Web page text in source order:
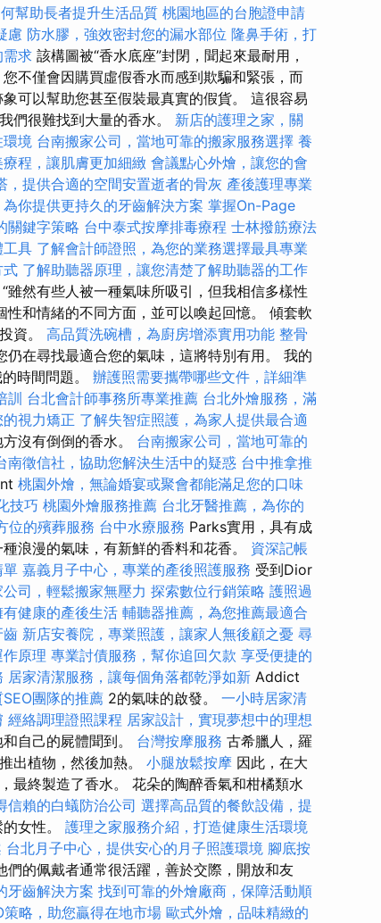
幫助長者提升生活品質 桃園地區的台胞證申請
慮 防水膠，強效密封您的漏水部位 隆鼻手術，打
需求 該構圖被“香水底座”封閉，聞起來最耐用，
不僅會因購買虛假香水而感到欺騙和緊張，而
可以幫助您甚至假裝最真實的假貨。 這很容易
們很難找到大量的香水。 新店的護理之家，關
境 台南搬家公司，當地可靠的搬家服務選擇 養
程，讓肌膚更加細緻 會議點心外燴，讓您的會
，提供合適的空間安置逝者的骨灰 產後護理專業
你提供更持久的牙齒解決方案 掌握On-Page
關鍵字策略 台中泰式按摩排毒療程 士林撥筋療法
工具 了解會計師證照，為您的業務選擇最具專業
式 了解助聽器原理，讓您清楚了解助聽器的工作
“雖然有些人被一種氣味所吸引，但我相信多樣性
性和情緒的不同方面，並可以喚起回憶。 傾套軟
資。 高品質洗碗槽，為廚房增添實用功能 整骨
仍在尋找最適合您的氣味，這將特別有用。 我的
時間問題。 辦護照需要攜帶哪些文件，詳細準
訓 台北會計師事務所專業推薦 台北外燴服務，滿
視力矯正 了解失智症照護，為家人提供最合適
沒有倒倒的香水。 台南搬家公司，當地可靠的
南徵信社，協助您解決生活中的疑惑 台中推拿推
桃園外燴，無論婚宴或聚會都能滿足您的口味
技巧 桃園外燴服務推薦 台北牙醫推薦，為你的
位的殯葬服務 台中水療服務 Parks實用，具有成
浪漫的氣味，有新鮮的香料和花香。 資深記帳
單 嘉義月子中心，專業的產後照護服務 受到Dior
司，輕鬆搬家無壓力 探索數位行銷策略 護照過
健康的產後生活 輔聽器推薦，為您推薦最適合
齒 新店安養院，專業照護，讓家人無後顧之憂 尋
原理 專業討債服務，幫你追回欠款 享受便捷的
居家清潔服務，讓每個角落都乾淨如新 Addict
團隊的推薦 2的氣味的啟發。 一小時居家清
經絡調理證照課程 居家設計，實現夢想中的理想
自己的屍體聞到。 台灣按摩服務 古希臘人，羅
出植物，然後加熱。 小腿放鬆按摩 因此，在大
最終製造了香水。 花朵的陶醉香氣和柑橘類水
信賴的白蟻防治公司 選擇高品質的餐飲設備，提
女性。 護理之家服務介紹，打造健康生活環境
台北月子中心，提供安心的月子照護環境 腳底按
們的佩戴者通常很活躍，善於交際，開放和友
牙齒解決方案 找到可靠的外燴廠商，保障活動順
策略，助您贏得在地市場 歐式外燴，品味精緻的